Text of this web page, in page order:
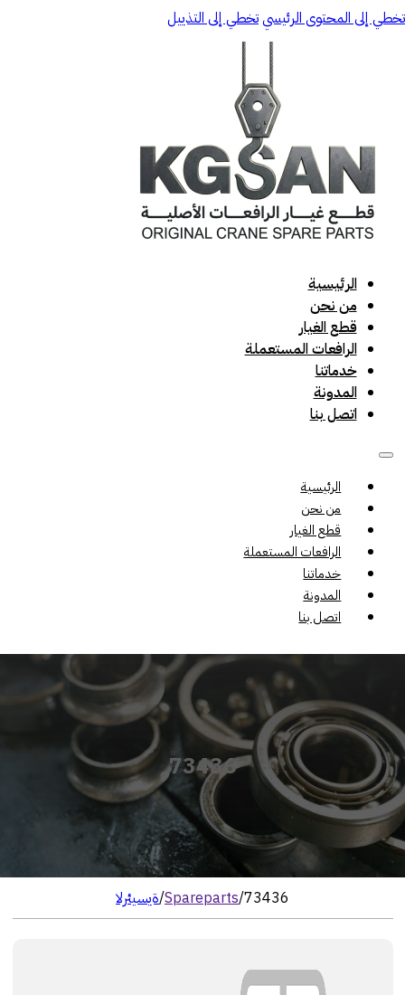
تخطي إلى المحتوى الرئيسيتخطي إلى التذييل
الرئيسية
من نحن
قطع الغيار
الرافعات المستعملة
خدماتنا
المدونة
اتصل بنا
الرئيسية
من نحن
قطع الغيار
الرافعات المستعملة
خدماتنا
المدونة
اتصل بنا
73436
الرئيسية/Spareparts/73436